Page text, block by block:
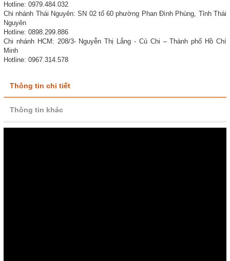
Hotline: 0979.484.032
Chi nhánh Thái Nguyên: SN 02 tổ 60 phường Phan Đình Phùng, Tỉnh Thái
Nguyên
Hotline: 0898.299.886
Chi nhánh HCM: 208/3- Nguyễn Thị Lắng - Củ Chi – Thành phố Hồ Chí
Minh
Hotline: 0967.314.578
Thông tin chi tiết
Thông tin khác